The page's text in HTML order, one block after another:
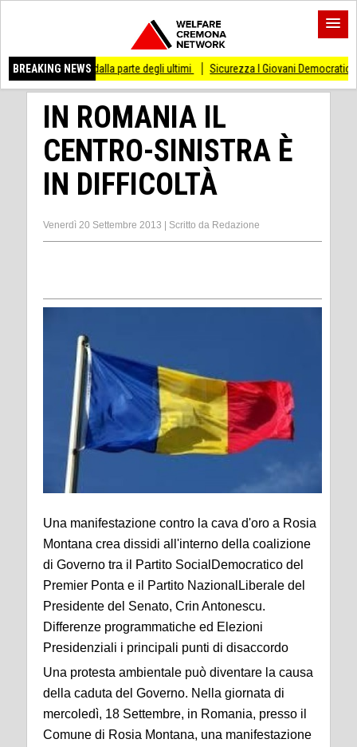
BREAKING NEWS
dalla parte degli ultimi Sicurezza I Giovani Democratici ribattono ai
IN ROMANIA IL
CENTRO-SINISTRA È
IN DIFFICOLTÀ
Venerdì 20 Settembre 2013 Scritto da Redazione
Una manifestazione contro la cava d'oro a Rosia
Montana crea dissidi all'interno della coalizione
di Governo tra il Partito SocialDemocratico del
Premier Ponta e il Partito NazionalLiberale del
Presidente del Senato, Crin Antonescu.
Differenze programmatiche ed Elezioni
Presidenziali i principali punti di disaccordo
Una protesta ambientale può diventare la causa
della caduta del Governo. Nella giornata di
mercoledì, 18 Settembre, in Romania, presso il
Comune di Rosia Montana, una manifestazione